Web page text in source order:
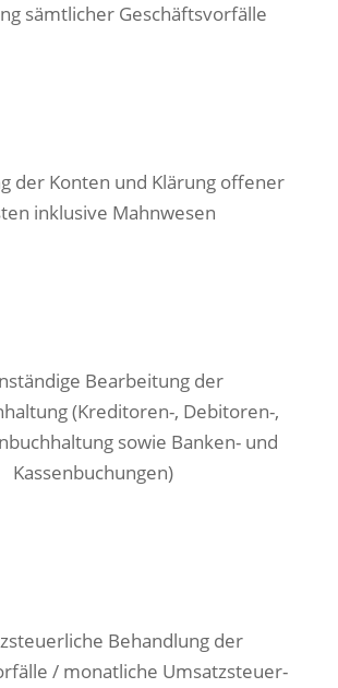
sämtlicher Geschäftsvorfälle
der Konten und Klärung offener
inklusive Mahnwesen
Bearbeitung der
(Kreditoren-, Debitoren-,
sowie Banken- und
Kassen­buchungen)
Behandlung der
/ monatliche Umsatzsteuer­